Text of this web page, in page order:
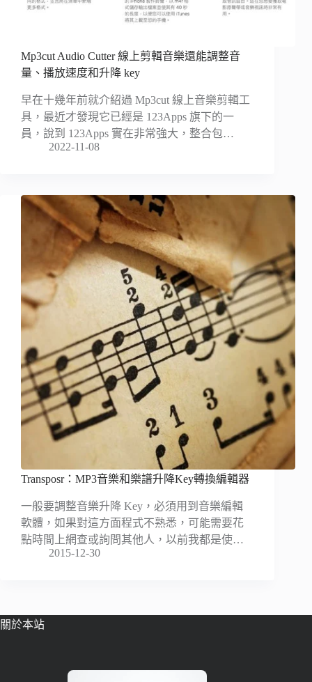
Mp3cut Audio Cutter 線上剪輯音樂還能調整音
量、播放速度和升降 key
早在十幾年前就介紹過 Mp3cut 線上音樂剪輯工
具，最近才發現它已經是 123Apps 旗下的一
員，說到 123Apps 實在非常強大，整合包…
2022-11-08
Transposr：MP3音樂和樂譜升降Key轉換編輯器
一般要調整音樂升降 Key，必須用到音樂編輯
軟體，如果對這方面程式不熟悉，可能需要花
點時間上網查或詢問其他人，以前我都是使…
2015-12-30
關於本站